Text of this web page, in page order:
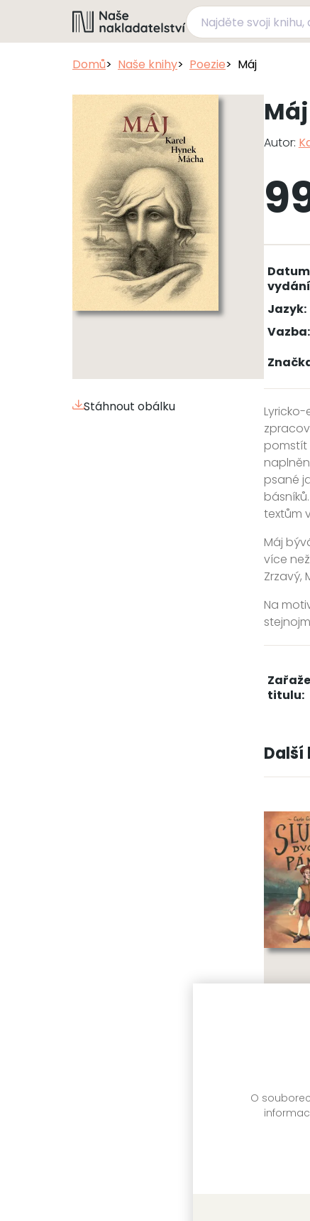
O
Domů Naše knihy Poezie Máj
Stáhnout obálku
Máj
Autor:
Datum
Jazyk:
Vazba:
pomstít
psané
textům
Máj
více
Zrzavý,
Na
titulu:
Další